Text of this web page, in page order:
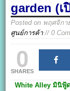
garden (เ
Posted on พฤศจิกา
ศูนย์การค้า// 0
0
SHARES
White Alley มินิฟู้ด